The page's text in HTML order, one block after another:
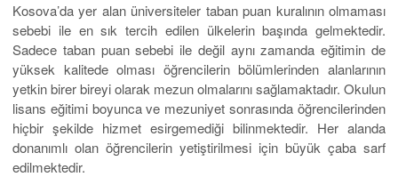
Kosova’da yer alan üniversiteler taban puan kuralının olmaması
sebebi ile en sık tercih edilen ülkelerin başında gelmektedir.
Sadece taban puan sebebi ile değil aynı zamanda eğitimin de
yüksek kalitede olması öğrencilerin bölümlerinden alanlarının
yetkin birer bireyi olarak mezun olmalarını sağlamaktadır. Okulun
lisans eğitimi boyunca ve mezuniyet sonrasında öğrencilerinden
hiçbir şekilde hizmet esirgemediği bilinmektedir. Her alanda
donanımlı olan öğrencilerin yetiştirilmesi için büyük çaba sarf
edilmektedir.